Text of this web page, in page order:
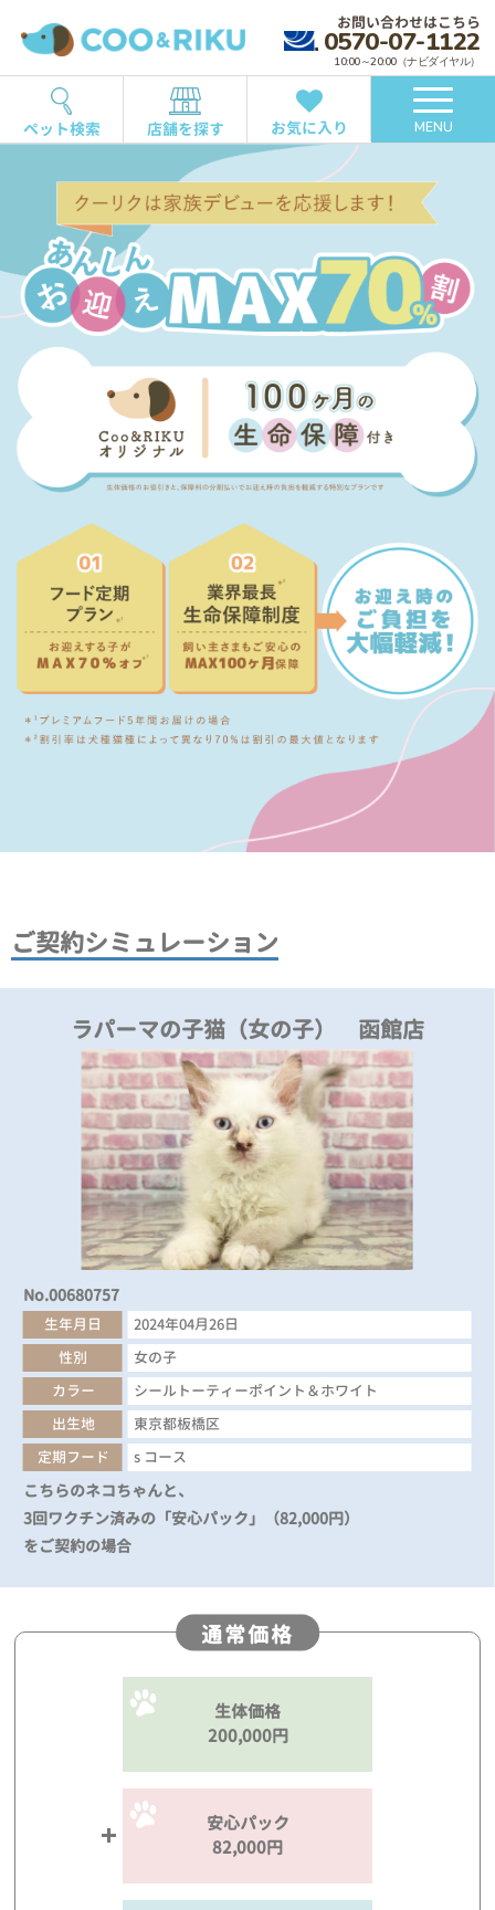
お問い合わせはこちら
0570-07-1122
10:00～20:00（ナビダイヤル）
ペット検索 店舗を探す お気に入り MENU
ご契約シミュレーション
ラパーマの子猫（女の子） 函館店
No.00680757
生年月日
2024年04月26日
性別
女の子
カラー
シールトーティーポイント＆ホワイト
出生地
東京都板橋区
定期フード
s コース
こちらのネコちゃんと、
3回ワクチン済みの「安心パック」（82,000円）
をご契約の場合
通常価格
生体価格
200,000円
安心パック
82,000円